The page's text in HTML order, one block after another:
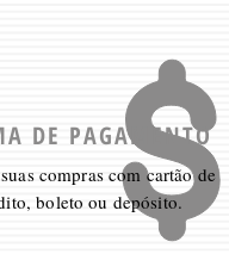
DE PAGAMENTO
compras com cartão de
boleto ou depósito.